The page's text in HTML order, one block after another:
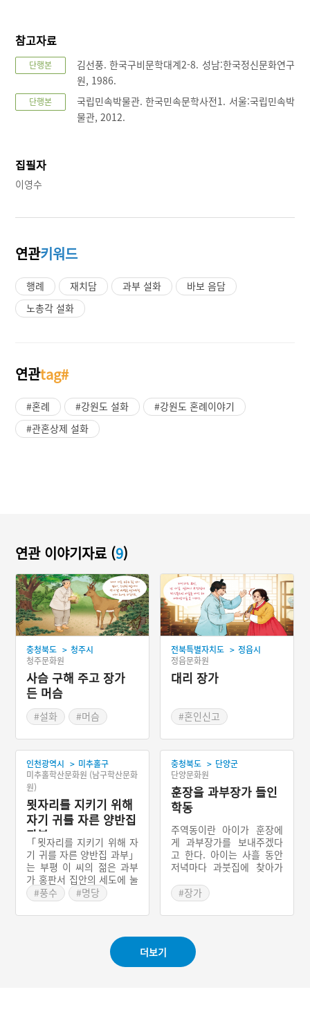
참고자료
단행본
김선풍. 한국구비문학대계2-8. 성남:한국정신문화연구
원, 1986.
단행본
국립민속박물관. 한국민속문학사전1. 서울:국립민속박
물관, 2012.
집필자
이영수
연관키워드
행례 재치담 과부 설화
바보 음담
노총각 설화
연관tag#
#혼례 #강원도 설화
#강원도 혼례이야기
#관혼상제 설화
연관 이야기자료 (9)
충청북도 > 청주시
청주문화원
사슴 구해 주고 장가
든 머슴
#설화
#머슴
전북특별자치도 > 정읍시
정읍문화원
대리 장가
#혼인신고
#자결하려는 신부
#다른 사람 대신 장가가
기
인천광역시 > 미추홀구
미추홀학산문화원 (남구학산문화
원)
묏자리를 지키기 위해
자기 귀를 자른 양반집
과부
「묏자리를 지키기 위해 자
기 귀를 자른 양반집 과부」
는 부평 이 씨의 젊은 과부
가 홍판서 집안의 세도에 눌
려 선산을 빼앗길 위기에 처
했던 집안을 위기에서 구해
냈다고 하는 이야기이다. 한
손들이 부평 이 씨의 선산인
학산에 부친의 묘를 쓰고자
한다. 이것은 조상의 묘를
#풍수 #명당
충청북도 > 단양군
단양문화원
훈장을 과부장가 들인
학동
주역동이란 아이가 훈장에
게 과부장가를 보내주겠다
고 한다. 아이는 사흘 동안
저녁마다 과붓집에 찾아가
째 날 저녁에 과부와 아이가
실랑이를 하는 사이에 훈장
이 과부 방에 들어가 이불을
지 말라고 하면서 아이에게
떡을 해준다. 아이는 떡을
동네에 돌리면서 훈장과 과
#장가
더보기